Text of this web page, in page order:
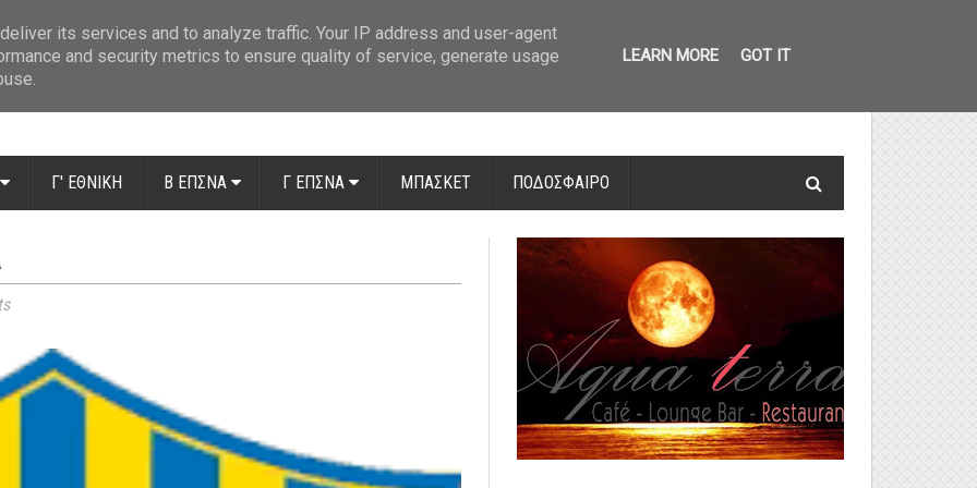
Γ' ΕΘΝΙΚΗ Β ΕΠΣΝΑ Γ ΕΠΣΝΑ ΜΠΑΣΚΕΤ ΠΟΔΟΣΦΑΙΡΟ
its services and to analyze traffic. Your IP address and user-agent
and security metrics to ensure quality of service, generate usage
LEARN MORE GOT IT